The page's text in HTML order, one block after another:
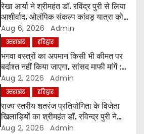
रेखा आर्या ने श्रीमहंत डॉ. रविंद्र पुरी से लिया
आशीर्वाद, ओलंपिक संकल्प कांवड़ यात्रा को
मिला संतों का समर्थन
Aug 6, 2026 Admin
उत्तराखंड हरिद्वार
भगवा वस्त्रों का अपमान किसी भी कीमत पर
बर्दाश्त नहीं किया जाएगा, सांसद माफी मांगें :
श्रीमहंत डॉ. रविंद्र पुरी महाराज
Aug 2, 2026 Admin
उत्तराखंड हरिद्वार
राज्य स्तरीय शतरंज प्रतियोगिता के विजेता
खिलाड़ियों का श्रीमहंत डॉ. रविन्द्र पुरी ने
किया सम्मान
Aug 2, 2026 Admin